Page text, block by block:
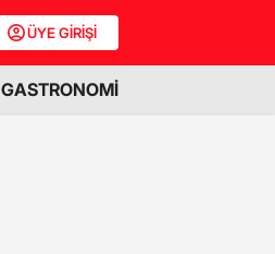
ÜYE GİRİŞİ
GASTRONOMİ